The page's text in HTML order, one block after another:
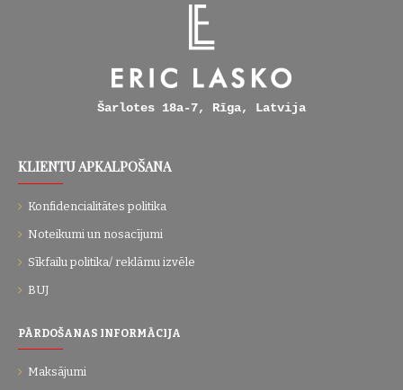
Šarlotes 18a-7, Rīga, Latvija
KLIENTU APKALPOŠANA
Konfidencialitātes politika
Noteikumi un nosacījumi
Sīkfailu politika/ reklāmu izvēle
BUJ
PĀRDOŠANAS INFORMĀCIJA
Maksājumi